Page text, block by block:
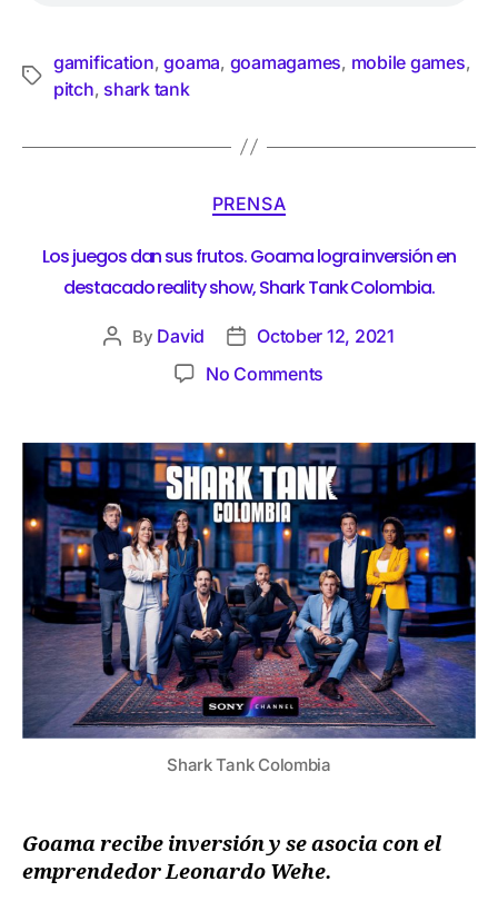
gamification,goama, goamagames, mobile games,
pitch, shark tank
PRENSA
Los juegos dan sus frutos. Goama logra inversión en
destacado reality show, Shark Tank Colombia.
By David
October 12, 2021
No Comments
Shark Tank Colombia
Goama recibe inversión y se asocia con el
emprendedor Leonardo Wehe.